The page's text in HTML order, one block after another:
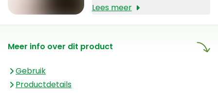
zien er nauwkeurig op toe dat
worden die voldoen aan de
Lees meer
Meer info over dit product
Gebruik
Productdetails